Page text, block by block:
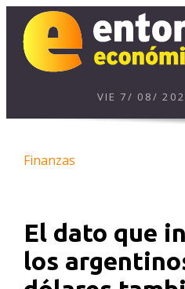
VIE 7/ 08/
Finanzas
El dato que
los